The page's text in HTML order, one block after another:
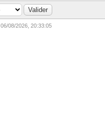
06/08/2026, 20:33:05